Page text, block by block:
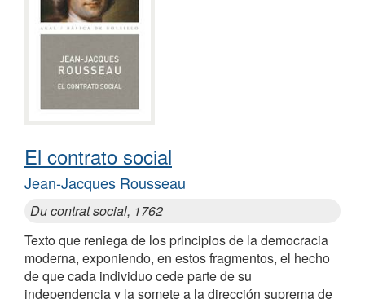
El contrato social
Jean-Jacques Rousseau
Du contrat social, 1762
Texto que reniega de los principios de la democracia
moderna, exponiendo, en estos fragmentos, el hecho
de que cada individuo cede parte de su
independencia y la somete a la dirección suprema de